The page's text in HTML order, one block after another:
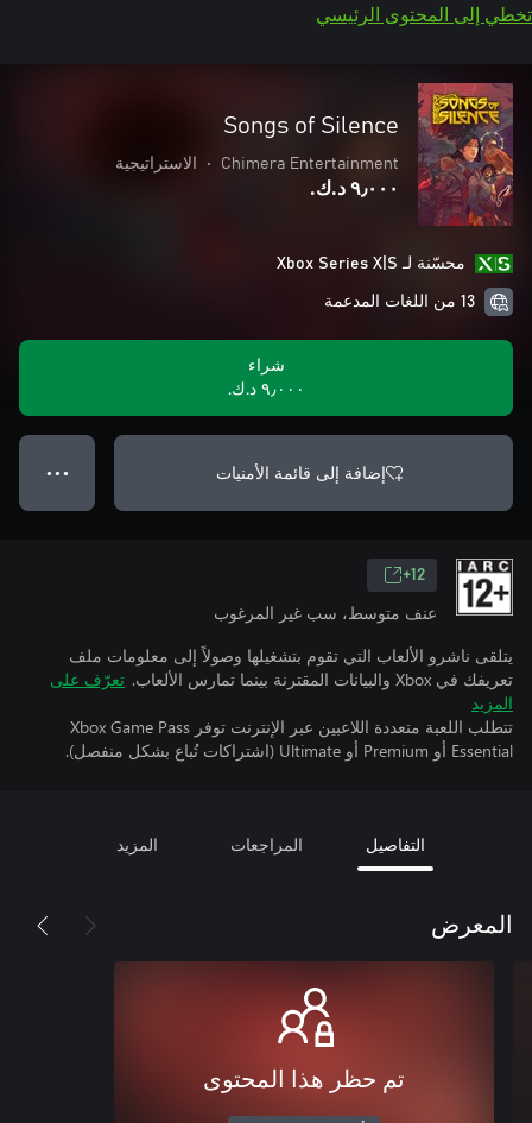
تخطي إلى المحتوى الرئيسي
Songs of Silence
Chimera Entertainment
• الاستراتيجية
٩٫٠٠٠ د.ك.‏
محسّنة لـ Xbox Series X|S
13 من اللغات المدعمة
شراء
٩٫٠٠٠ د.ك.‏
إضافة إلى قائمة الأمنيات ● ● ●
12+
عنف متوسط، سب غير المرغوب
يتلقى ناشرو الألعاب التي تقوم بتشغيلها وصولاً إلى معلومات ملف
تعريفك في Xbox والبيانات المقترنة بينما تمارس الألعاب.
تعرّف على
المزيد
تتطلب اللعبة متعددة اللاعبين عبر الإنترنت توفر Xbox Game Pass
Essential أو Premium أو Ultimate (اشتراكات تُباع بشكل منفصل).
التفاصيل المراجعات المزيد
المعرض
تم حظر هذا المحتوى